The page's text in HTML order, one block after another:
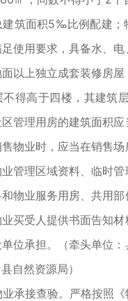
建筑面积5‰比例配建；
使用要求，具备水、
以上独立成套装修房
得高于四楼，其建筑
管理用房的建筑面积
物业时，应当在销售
管理区域资料、临时
物业服务用房、共用
买受人提供书面告知
位承担。（牵头单位：
自然资源局）
接查验。严格按照《